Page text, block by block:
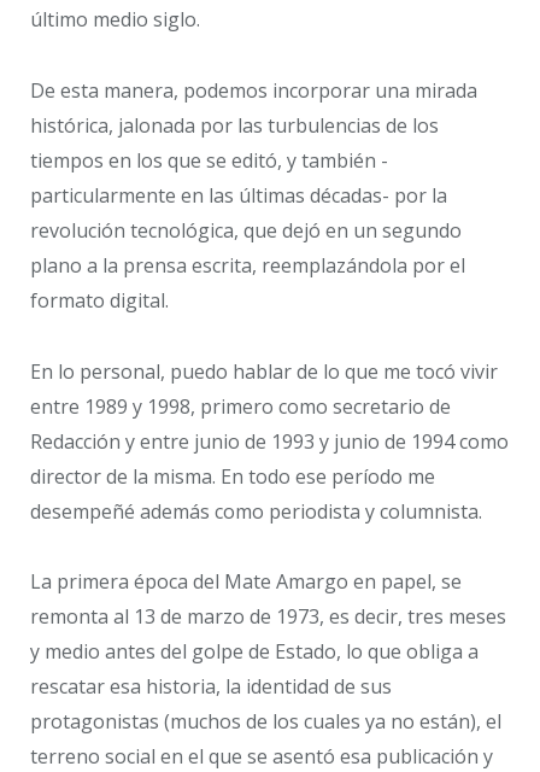
último medio siglo.
De esta manera, podemos incorporar una mirada
histórica, jalonada por las turbulencias de los
tiempos en los que se editó, y también -
particularmente en las últimas décadas- por la
revolución tecnológica, que dejó en un segundo
plano a la prensa escrita, reemplazándola por el
formato digital.
En lo personal, puedo hablar de lo que me tocó vivir
entre 1989 y 1998, primero como secretario de
Redacción y entre junio de 1993 y junio de 1994 como
director de la misma. En todo ese período me
desempeñé además como periodista y columnista.
La primera época del Mate Amargo en papel, se
remonta al 13 de marzo de 1973, es decir, tres meses
y medio antes del golpe de Estado, lo que obliga a
rescatar esa historia, la identidad de sus
protagonistas (muchos de los cuales ya no están), el
terreno social en el que se asentó esa publicación y